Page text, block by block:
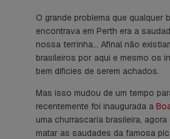
O grande problema que qualquer
encontrava em Perth era a
nossa terrinha… Afinal não
brasileiros por aqui e mesmo os
bem dificies de serem achados.
Mas isso mudou de um tempo
recentemente foi inaugurada a
uma churrascaria brasileira, agora
matar as saudades da famosa